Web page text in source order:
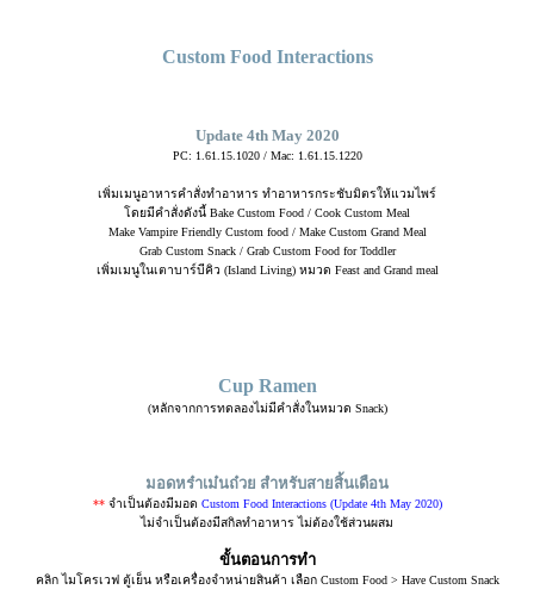
Custom Food Interactions
Update 4th May 2020
PC: 1.61.15.1020 / Mac: 1.61.15.1220
เพิ่มเมนูอาหารคำสั่งทำอาหาร ทำอาหารกระชับมิตรให้แวมไพร์
โดยมีคำสั่งดังนี้ Bake Custom Food / Cook Custom Meal
Make Vampire Friendly Custom food / Make Custom Grand Meal
Grab Custom Snack / Grab Custom Food for Toddler
เพิ่มเมนูในเตาบาร์บีคิว (Island Living) หมวด Feast and Grand meal
Cup Ramen
(หลักจากการทดลองไม่มีคำสั่งในหมวด Snack)
มอดหร๋าเม๋นถ๋วย สำหรับสายสิ้นเดือน
**จำเป็นต้องมีมอด Custom Food Interactions (Update 4th May 2020)
ไม่จำเป็นต้องมีสกิลทำอาหาร ไม่ต้องใช้ส่วนผสม
ขั้นตอนการทำ
คลิก ไมโครเวฟ ตู้เย็น หรือเครื่องจำหน่ายสินค้า เลือก Custom Food > Have Custom Snack